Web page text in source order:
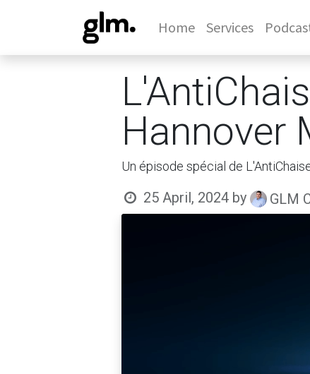
Home Services
Hannover
Un épisode spécial de
25 April, 2024 by GLM